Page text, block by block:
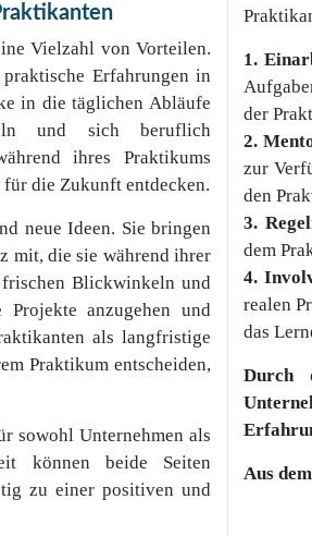
Vielzahl von Vorteilen.
Erfahrungen in
in die täglichen Abläufe
und sich beruflich
ihres Praktikums
die Zukunft entdecken.
neue Ideen. Sie bringen
mit, die sie während ihrer
frischen Blickwinkeln und
anzugehen und
als langfristige
Praktikum entscheiden,
sowohl Unternehmen als
können beide Seiten
zu einer positiven und
1.
der
2.
zur
den
3.
dem
4.
realen
das
Durch
Aus